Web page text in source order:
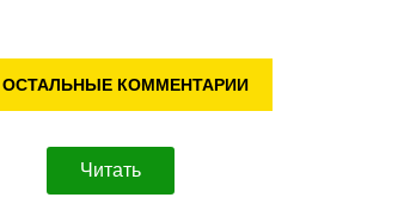
ОСТАЛЬНЫЕ КОММЕНТАРИИ
Читать